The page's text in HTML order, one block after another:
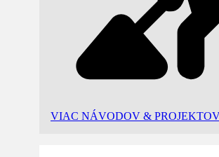
VIAC NÁVODOV &